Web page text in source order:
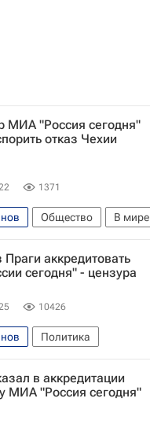
МИА "Россия сегодня"
отказ Чехии
1371
Общество
В мире
Чехия
Европа
Миятович ОБСЕ
аккредитовать
сегодня" - цензура
10426
Политика
Чехия
Весь мир
Захарова
в аккредитации
МИА "Россия сегодня"